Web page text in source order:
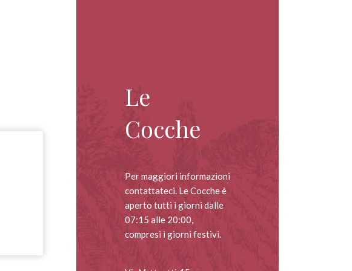
Le
Cocche
Per maggiori informazioni
contattateci. Le Cocche è
aperto tutti i giorni dalle
07:15 alle 20:00,
compresi i giorni festivi.